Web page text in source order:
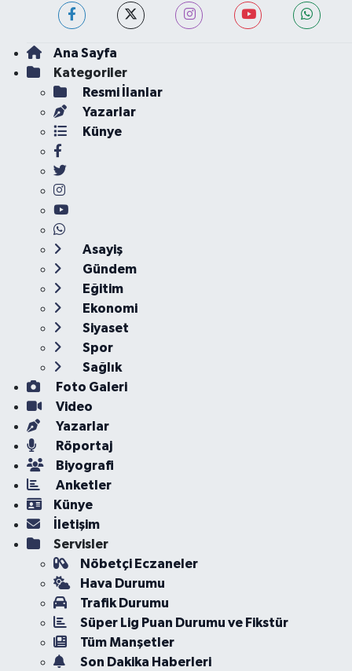
Ana Sayfa
Kategoriler
Resmi İlanlar
Yazarlar
Künye
Asayiş
Gündem
Eğitim
Ekonomi
Siyaset
Spor
Sağlık
Foto Galeri
Video
Yazarlar
Röportaj
Biyografi
Anketler
Künye
İletişim
Servisler
Nöbetçi Eczaneler
Hava Durumu
Trafik Durumu
Süper Lig Puan Durumu ve Fikstür
Tüm Manşetler
Son Dakika Haberleri